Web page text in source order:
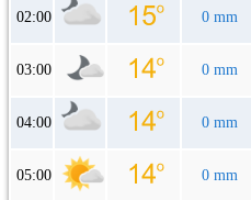
02:00 0 mm
03:00 0 mm
04:00 0 mm
05:00 0 mm